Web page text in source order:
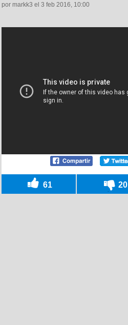
por markk3 el 3 feb 2016, 10:00
61 20